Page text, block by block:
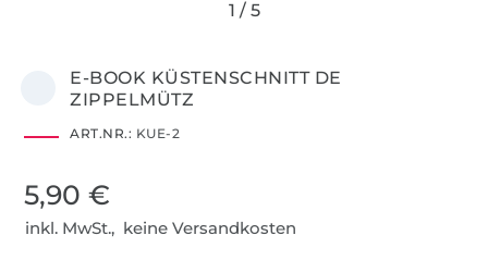
E-BOOK KÜSTENSCHNITT DE
ZIPPELMÜTZ
ART.NR.: KUE-2
5,90 €
inkl. MwSt., keine Versandkosten